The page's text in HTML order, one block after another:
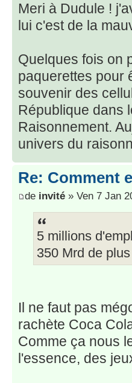
Meri à Dudule !
lui c'est de la
Quelques fois on
paquerettes pour
souvenir des
République dans
Raisonnement.
univers du
Re: Comment
de invité » Ven 7 Jan
5 millions
350 Mrd de
Il ne faut pas
rachète Coca
Comme ça nous
l'essence, des